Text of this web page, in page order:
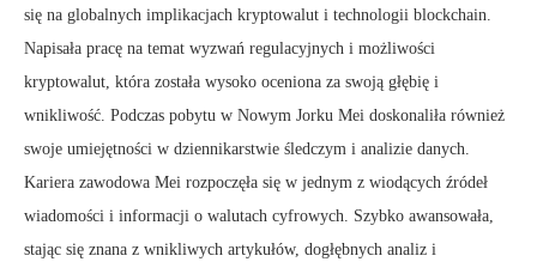
się na globalnych implikacjach kryptowalut i technologii blockchain.
Napisała pracę na temat wyzwań regulacyjnych i możliwości
kryptowalut, która została wysoko oceniona za swoją głębię i
wnikliwość. Podczas pobytu w Nowym Jorku Mei doskonaliła również
swoje umiejętności w dziennikarstwie śledczym i analizie danych.
Kariera zawodowa Mei rozpoczęła się w jednym z wiodących źródeł
wiadomości i informacji o walutach cyfrowych. Szybko awansowała,
stając się znana z wnikliwych artykułów, dogłębnych analiz i